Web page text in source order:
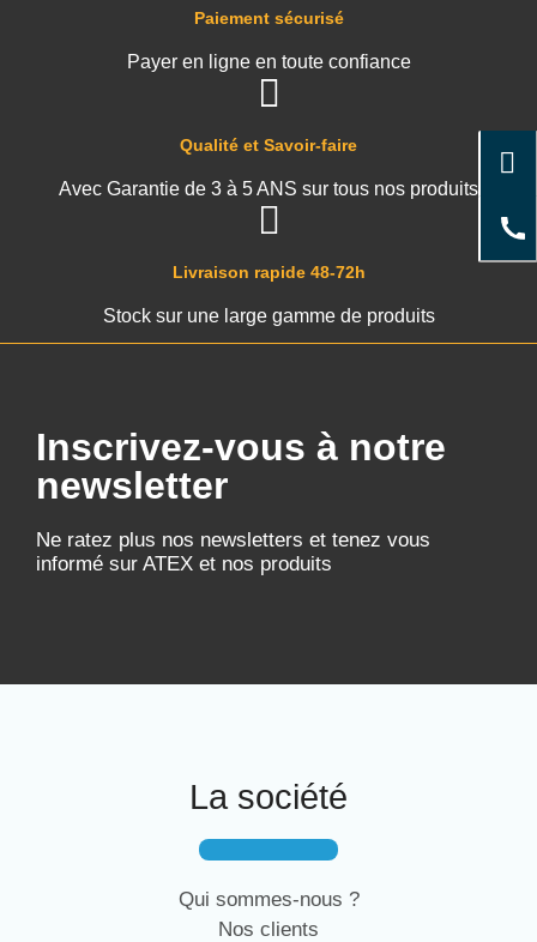
Livraison rapide 48-72h
Stock sur une large gamme de produits
Qualité et Savoir-faire
Avec Garantie de 3 à 5 ANS sur tous nos produits
Paiement sécurisé
Payer en ligne en toute confiance
Inscrivez-vous à notre
newsletter
Ne ratez plus nos newsletters et tenez vous
informé sur ATEX et nos produits
La société
Qui sommes-nous ?
Nos clients